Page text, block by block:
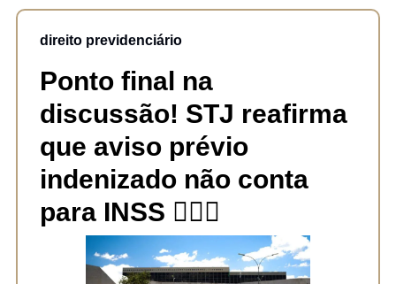
direito previdenciário
Ponto final na
discussão! STJ reafirma
que aviso prévio
indenizado não conta
para INSS 👩‍⚖️‍📌